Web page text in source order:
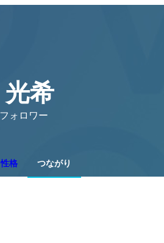
希
ォロワー
性格 つながり